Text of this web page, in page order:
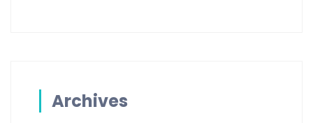
Archives